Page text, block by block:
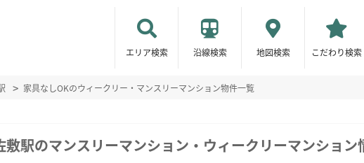
エリア検索 沿線検索 地図検索 こだわり検索
家具なしOKのウィークリー・マンスリーマンション物件一覧
駅のマンスリーマンション・ウィークリーマンション